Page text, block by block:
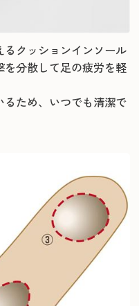
クッションインソール
分散して足の疲労を軽
ため、いつでも清潔で